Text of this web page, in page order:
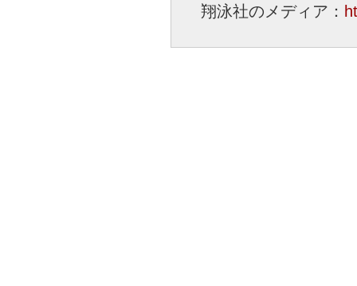
翔泳社のメディア：